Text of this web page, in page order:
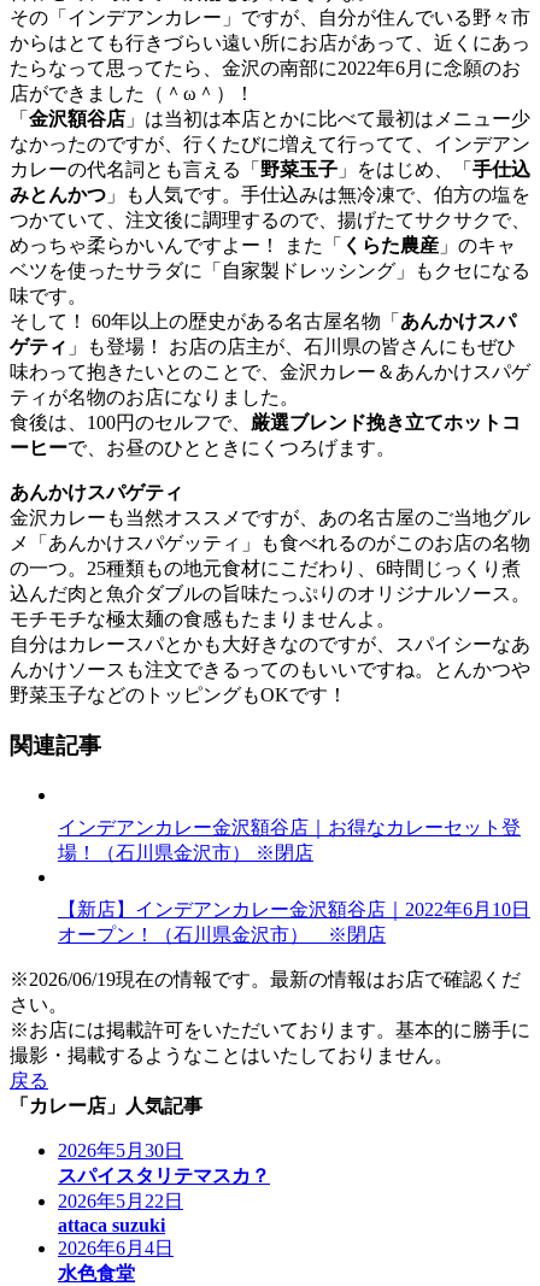
その「インデアンカレー」ですが、自分が住んでいる野々市
からはとても行きづらい遠い所にお店があって、近くにあっ
たらなって思ってたら、金沢の南部に2022年6月に念願のお
店ができました（＾ω＾）！
「 金沢額谷店 」は当初は本店とかに比べて最初はメニュー少
なかったのですが、行くたびに増えて行ってて、インデアン
カレーの代名詞とも言える「 野菜玉子 」をはじめ、「 手仕込
みとんかつ 」も人気です。手仕込みは無冷凍で、伯方の塩を
つかていて、注文後に調理するので、揚げたてサクサクで、
めっちゃ柔らかいんですよー！ また「 くらた農産 」のキャ
ベツを使ったサラダに「自家製ドレッシング」もクセになる
味です。
そして！ 60年以上の歴史がある名古屋名物「 あんかけスパ
ゲティ 」も登場！ お店の店主が、石川県の皆さんにもぜひ
味わって抱きたいとのことで、金沢カレー＆あんかけスパゲ
ティが名物のお店になりました。
食後は、100円のセルフで、 厳選ブレンド挽き立てホットコ
ーヒーで、お昼のひとときにくつろげます。
あんかけスパゲティ
金沢カレーも当然オススメですが、あの名古屋のご当地グル
メ「あんかけスパゲッティ」も食べれるのがこのお店の名物
の一つ。25種類もの地元食材にこだわり、6時間じっくり煮
込んだ肉と魚介ダブルの旨味たっぷりのオリジナルソース。
モチモチな極太麺の食感もたまりませんよ。
自分はカレースパとかも大好きなのですが、スパイシーなあ
んかけソースも注文できるってのもいいですね。とんかつや
野菜玉子などのトッピングもOKです！
関連記事
インデアンカレー金沢額谷店｜お得なカレーセット登
場！（石川県金沢市） ※閉店
【新店】インデアンカレー金沢額谷店｜2022年6月10日
オープン！（石川県金沢市） ※閉店
※2026/06/19現在の情報です。最新の情報はお店で確認くだ
さい。
※お店には掲載許可をいただいております。基本的に勝手に
撮影・掲載するようなことはいたしておりません。
戻る
「カレー店」人気記事
2026年5月30日
スパイスタリテマスカ？
2026年5月22日
attaca suzuki
2026年6月4日
水色食堂